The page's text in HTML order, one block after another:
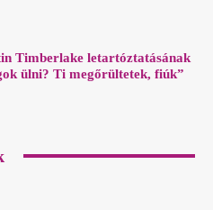
Timberlake letartóztatásának
ülni? Ti megőrültetek, fiúk”